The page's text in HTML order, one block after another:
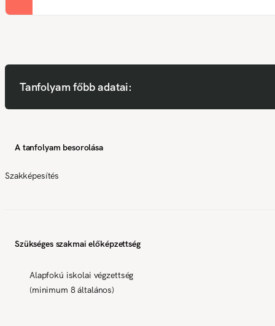
Tanfolyam főbb adatai:
A tanfolyam besorolása
Szakképesítés
Szükséges szakmai előképzettség
Alapfokú iskolai végzettség
(minimum 8 általános)